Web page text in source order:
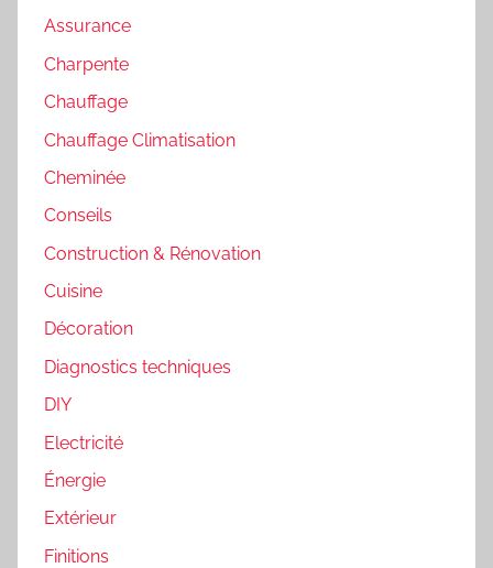
Assurance
Charpente
Chauffage
Chauffage Climatisation
Cheminée
Conseils
Construction & Rénovation
Cuisine
Décoration
Diagnostics techniques
DIY
Electricité
Énergie
Extérieur
Finitions